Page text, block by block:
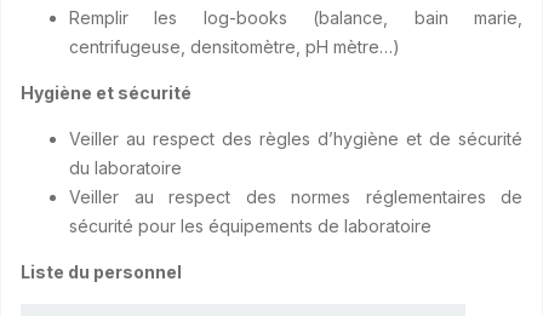
Remplir les log-books (balance, bain marie,
centrifugeuse, densitomètre, pH mètre…)
Hygiène et sécurité
Veiller au respect des règles d’hygiène et de sécurité
du laboratoire
Veiller au respect des normes réglementaires de
sécurité pour les équipements de laboratoire
Liste du personnel